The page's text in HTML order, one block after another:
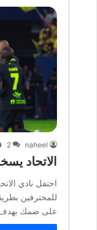
naheel
2
الاتحاد
احتفل نادي
للمحترفين
على ضمك